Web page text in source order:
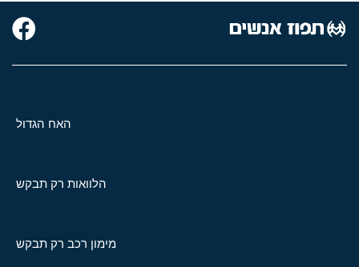
האח הגדול
הלוואות רק תבקש
מימון רכב רק תבקש